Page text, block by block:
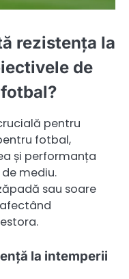
rezistența la
de
pentru
fotbal,
și performanța
mediu.
sau soare
la intemperii